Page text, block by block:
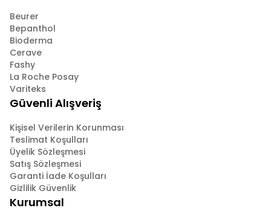
Beurer
Bepanthol
Bioderma
Cerave
Fashy
La Roche Posay
Variteks
Güvenli Alışveriş
Kişisel Verilerin Korunması
Teslimat Koşulları
Üyelik Sözleşmesi
Satış Sözleşmesi
Garanti İade Koşulları
Gizlilik Güvenlik
Kurumsal